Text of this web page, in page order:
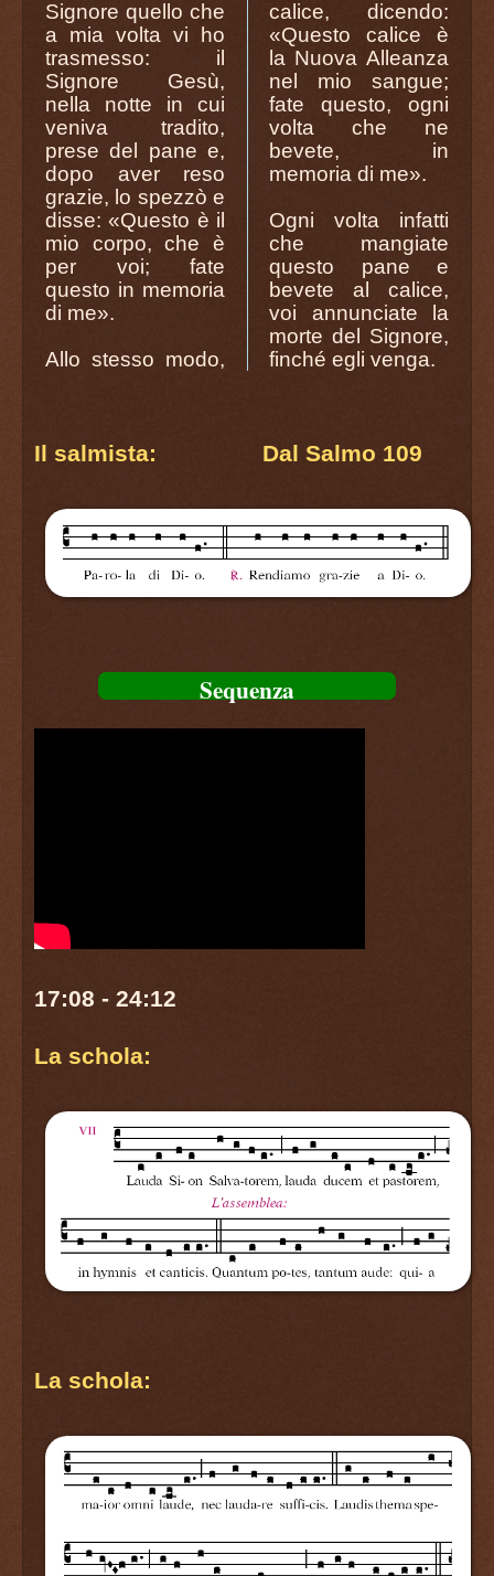
Signore quello che
a mia volta vi ho
trasmesso: il
Signore Gesù,
nella notte in cui
veniva tradito,
prese del pane e,
dopo aver reso
grazie, lo spezzò e
disse: «Questo è il
mio corpo, che è
per voi; fate
questo in memoria
di me».
Allo stesso modo,
calice, dicendo:
«Questo calice è
la Nuova Alleanza
nel mio sangue;
fate questo, ogni
volta che ne
bevete, in
memoria di me».
Ogni volta infatti
che mangiate
questo pane e
bevete al calice,
voi annunciate la
morte del Signore,
finché egli venga.
Il salmista: Dal Salmo 109
Sequenza
17:08 - 24:12
La schola:
La schola: